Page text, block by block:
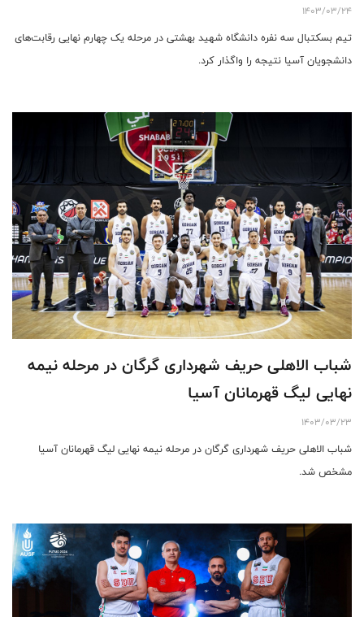
1403/03/24
تیم بسکتبال سه نفره دانشگاه شهید بهشتی در مرحله یک چهارم نهایی رقابت‌های
دانشجویان آسیا نتیجه را واگذار کرد.
شباب الاهلی حریف شهرداری گرگان در مرحله نیمه
نهایی لیگ قهرمانان آسیا
1403/03/23
شباب الاهلی حریف شهرداری گرگان در مرحله نیمه نهایی لیگ قهرمانان آسیا
مشخص شد.